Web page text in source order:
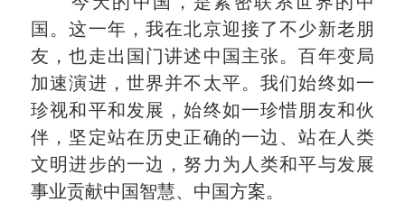
国。这一年，我在北京迎接了不少新老朋
友，也走出国门讲述中国主张。百年变局
加速演进，世界并不太平。我们始终如一
珍视和平和发展，始终如一珍惜朋友和伙
伴，坚定站在历史正确的一边、站在人类
文明进步的一边，努力为人类和平与发展
事业贡献中国智慧、中国方案。